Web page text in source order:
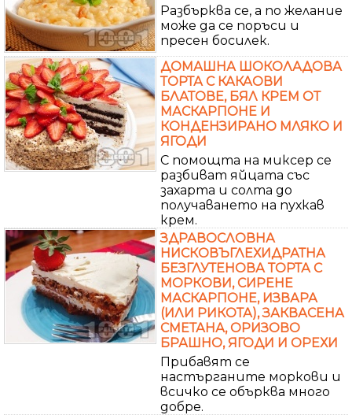
Разбърква се, а по желание
може да се поръси и
пресен босилек.
ДОМАШНА ШОКОЛАДОВА
ТОРТА С КАКАОВИ
БЛАТОВЕ, БЯЛ КРЕМ ОТ
МАСКАРПОНЕ И
КОНДЕНЗИРАНО МЛЯКО И
ЯГОДИ
С помощта на миксер се
разбиват яйцата със
захарта и солта до
получаването на пухкав
крем.
ЗДРАВОСЛОВНА
НИСКОВЪГЛЕХИДРАТНА
БЕЗГЛУТЕНОВА ТОРТА С
МОРКОВИ, СИРЕНЕ
МАСКАРПОНЕ, ИЗВАРА
(ИЛИ РИКОТА), ЗАКВАСЕНА
СМЕТАНА, ОРИЗОВО
БРАШНО, ЯГОДИ И ОРЕХИ
Прибавят се
настърганите моркови и
всичко се обърква много
добре.